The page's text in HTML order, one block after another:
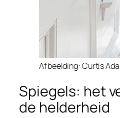
Afbeelding: Curtis
Spiegels: het
de helderheid